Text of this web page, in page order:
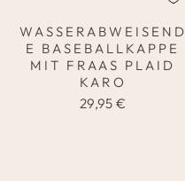
WASSERABWEISEND
E BASEBALLKAPPE
MIT FRAAS PLAID
KARO
29,95 €